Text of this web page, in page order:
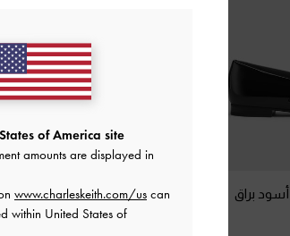
أسود براق
حذاء لامع بكعب صغير وحزام خلفي
وشريط بمشبك -أسود براق
of America site
amounts are displayed in
www.charleskeith.com/us can
within United States of